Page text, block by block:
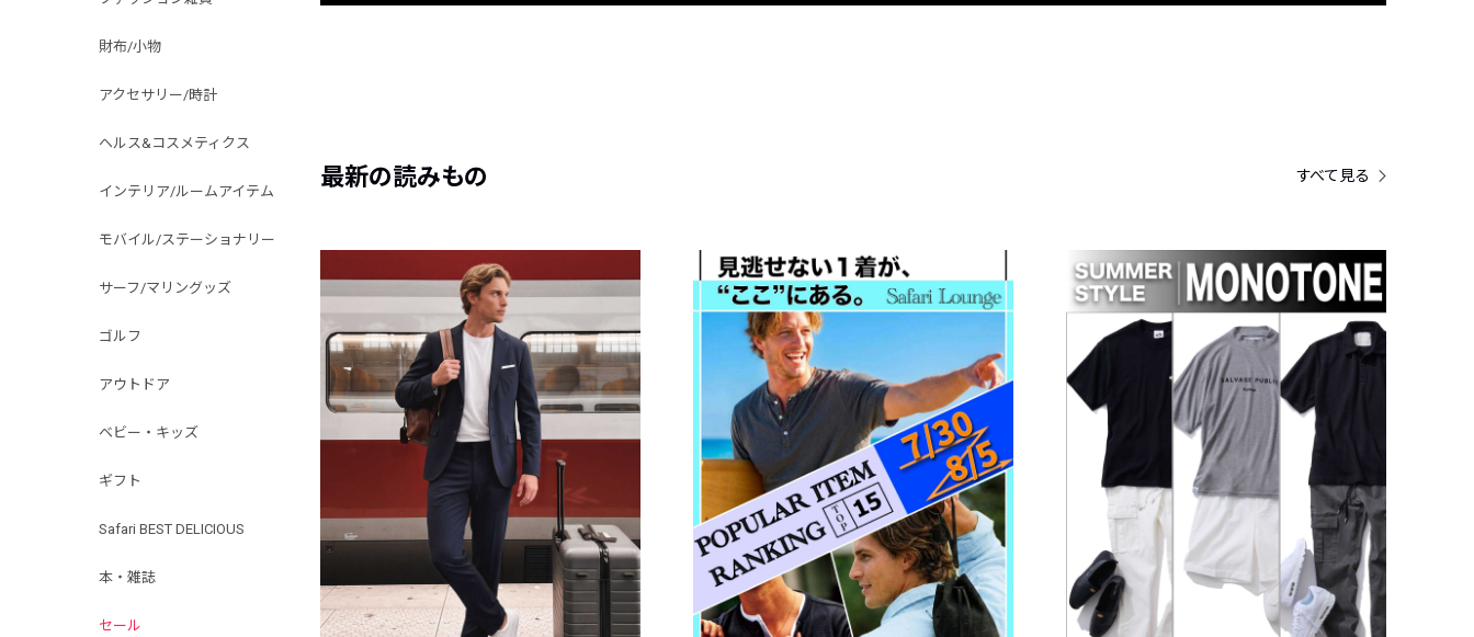
財布/小物
アクセサリー/時計
ヘルス&コスメティクス
インテリア/ルームアイテム
モバイル/ステーショナリー
サーフ/マリングッズ
ゴルフ
アウトドア
ベビー・キッズ
ギフト
Safari BEST DELICIOUS
本・雑誌
セール
最新の読みもの すべて見る